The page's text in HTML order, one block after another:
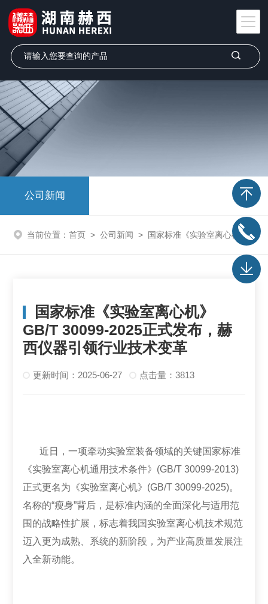
公司新闻
当前位置： 首页 > 公司新闻 > 国家标准《实验室离心机》GB/T 30099-2025正式发布，赫西仪器引领行业技术变革
国家标准《实验室离心机》
GB/T 30099-2025正式发布，赫
西仪器引领行业技术变革
更新时间：2025-06-27 点击量：3813
近日，一项牵动实验室装备领域的关键国家标准
《实验室离心机通用技术条件》(GB/T 30099-2013)
正式更名为《实验室离心机》(GB/T 30099-2025)。
名称的“瘦身”背后，是标准内涵的全面深化与适用范
围的战略性扩展，标志着我国实验室离心机技术规范
迈入更为成熟、系统的新阶段，为产业高质量发展注
入全新动能。